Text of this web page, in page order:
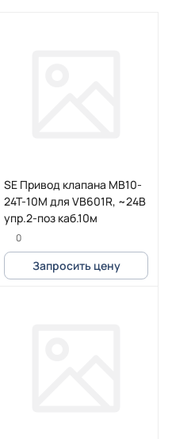
SE Привод клапана MB10-
24T-10M для VB601R, ~24В
упр.2-поз каб.10м
0
Запросить цену